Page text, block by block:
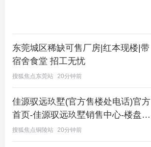
东莞城区稀缺可售厂房|红本现楼|带
宿舍食堂 招工无忧
搜狐焦点东莞站 20分钟前
佳源驭远玖墅(官方售楼处电话)官方
首页-佳源驭远玖墅销售中心-楼盘详
情-环境-户型-价格-地址-配套-电话-
项目介绍-交房时间-配套全解析
搜狐焦点铜陵站 20分钟前